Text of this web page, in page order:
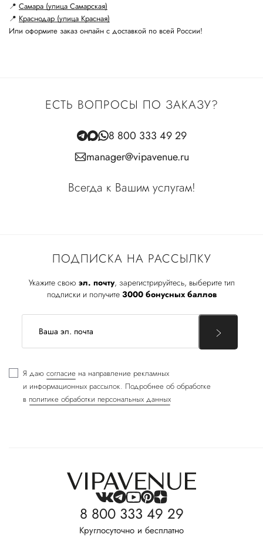
📍 Самара (улица Самарская)
📍 Краснодар (улица Красная)
Или оформите заказ онлайн с доставкой по всей России!
ПОДПИСКА НА РАССЫЛКУ
Укажите свою эл. почту, зарегистрируйтесь, выберите тип
подписки и получите 3000 бонусных баллов
Я даю согласие на направление рекламных
и информационных рассылок. Подробнее об обработке
в политике обработки персональных данных
ЕСТЬ ВОПРОСЫ ПО ЗАКАЗУ?
8 800 333 49 29
manager@vipavenue.ru
Всегда к Вашим услугам!
8 800 333 49 29
Круглосуточно и бесплатно